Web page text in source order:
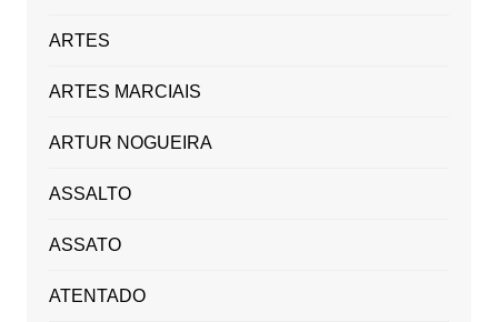
ARTES
ARTES MARCIAIS
ARTUR NOGUEIRA
ASSALTO
ASSATO
ATENTADO